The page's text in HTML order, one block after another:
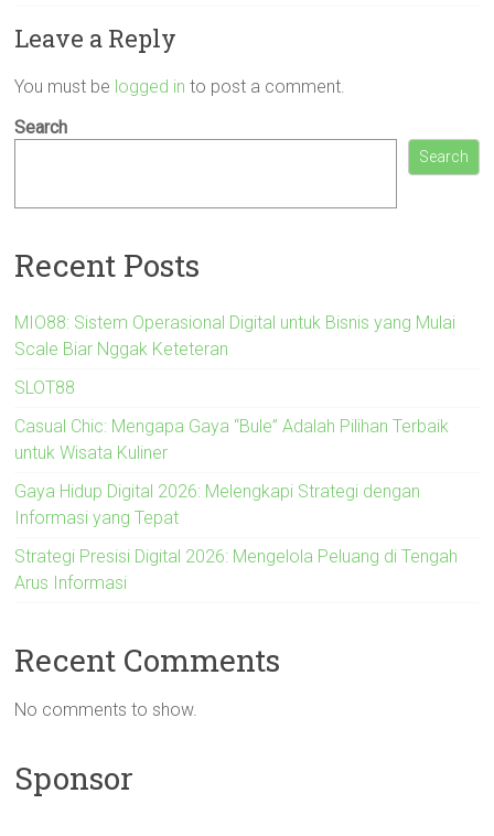
Leave a Reply
You must be logged in to post a comment.
Search
Search
Recent Posts
MIO88: Sistem Operasional Digital untuk Bisnis yang Mulai
Scale Biar Nggak Keteteran
SLOT88
Casual Chic: Mengapa Gaya “Bule” Adalah Pilihan Terbaik
untuk Wisata Kuliner
Gaya Hidup Digital 2026: Melengkapi Strategi dengan
Informasi yang Tepat
Strategi Presisi Digital 2026: Mengelola Peluang di Tengah
Arus Informasi
Recent Comments
No comments to show.
Sponsor